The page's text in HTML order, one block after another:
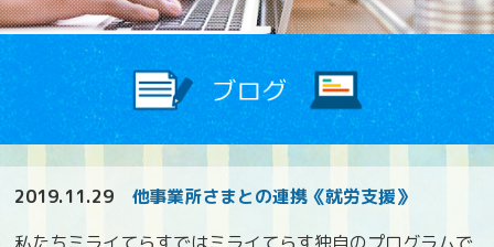
2019.11.29
他事業所さまとの連携《就労支援》